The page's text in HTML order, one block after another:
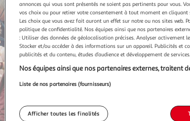
annonces qui vous sont présentés ne soient pas pertinents pour vous.
vos choix ou pour retirer votre consentement à tout moment en cliquant
Les choix que vous avez fait auront un effet sur notre ou nos sites web.
politique de confidentialité. Nos équipes ainsi que nos partenaires
: Utiliser des données de géolocalisation précises. Analyser activement
Stocker et/ou accéder à des informations sur un appareil. Publicités et
publicités et du contenu, études d’audience et développement de services.
Nos équipes ainsi que nos partenaires externes, traitent
Liste de nos partenaires (fournisseurs)
Afficher toutes les finalités